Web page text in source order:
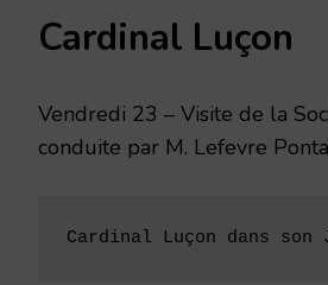
Cardinal Luçon
Vendredi 23 – Visite de la
conduite par M. Lefevre
Cardinal Luçon dans son